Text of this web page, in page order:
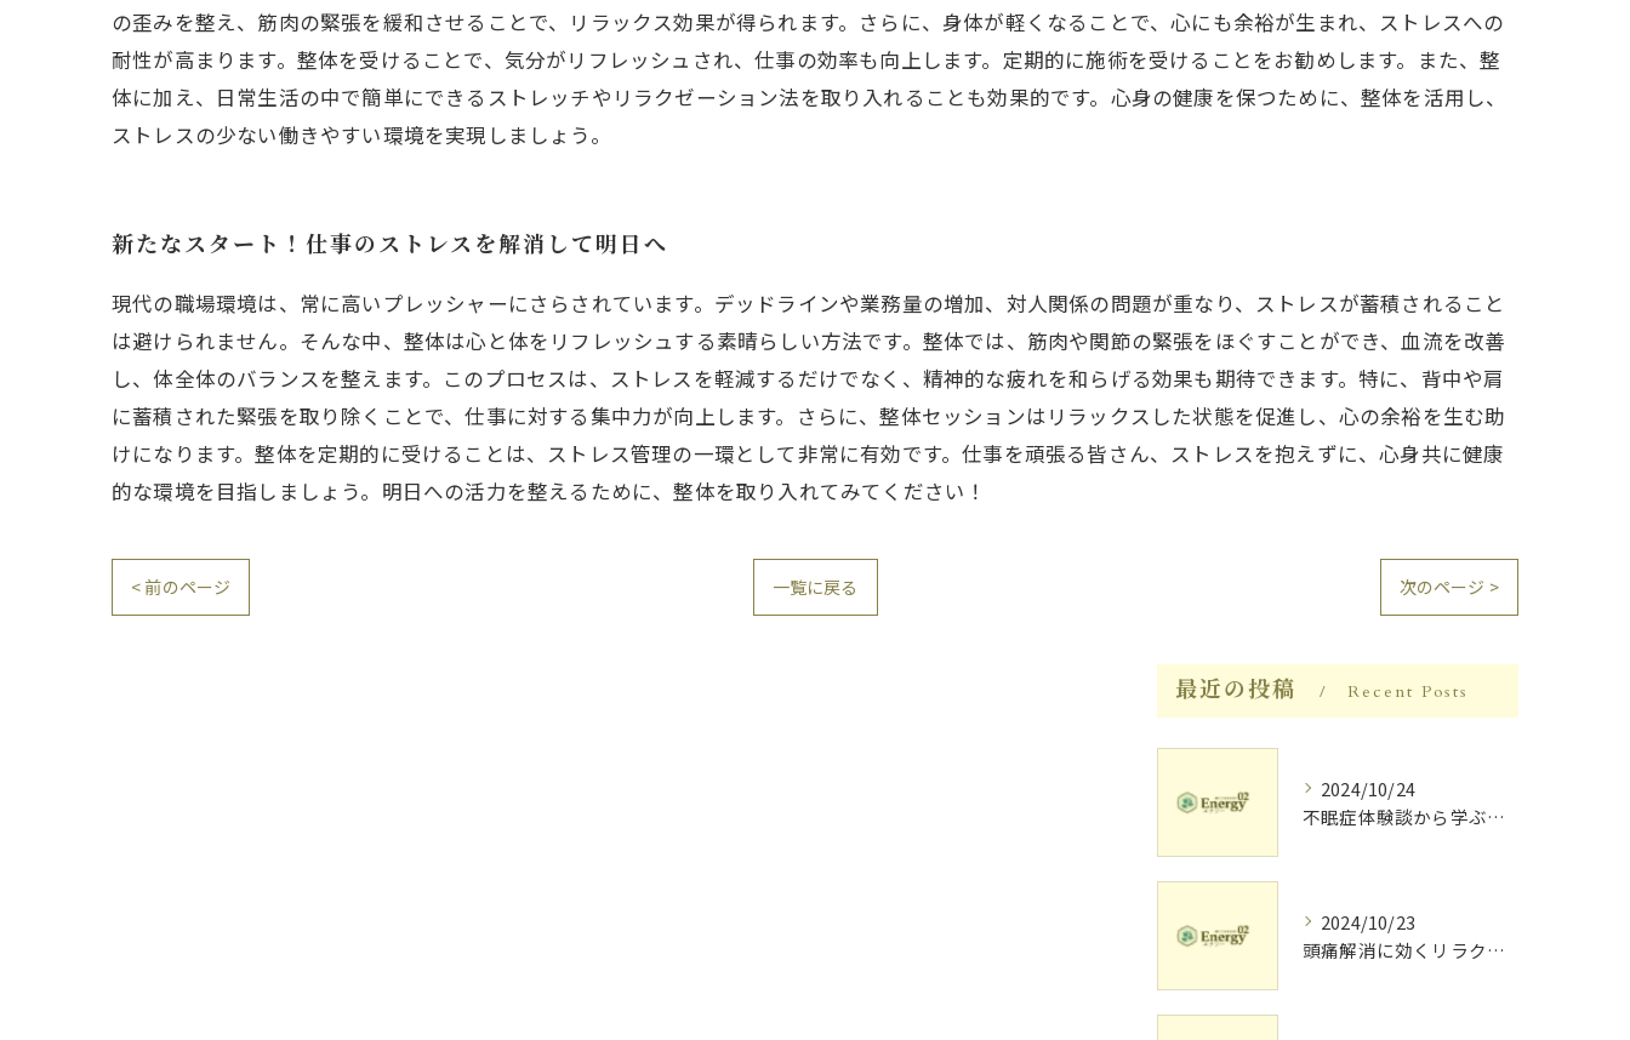
の歪みを整え、筋肉の緊張を緩和させることで、リラックス効果が得られます。さらに、身体が軽くなることで、心にも余裕が生まれ、ストレスへの
耐性が高まります。整体を受けることで、気分がリフレッシュされ、仕事の効率も向上します。定期的に施術を受けることをお勧めします。また、整
体に加え、日常生活の中で簡単にできるストレッチやリラクゼーション法を取り入れることも効果的です。心身の健康を保つために、整体を活用し、
ストレスの少ない働きやすい環境を実現しましょう。
新たなスタート！仕事のストレスを解消して明日へ
現代の職場環境は、常に高いプレッシャーにさらされています。デッドラインや業務量の増加、対人関係の問題が重なり、ストレスが蓄積されること
は避けられません。そんな中、整体は心と体をリフレッシュする素晴らしい方法です。整体では、筋肉や関節の緊張をほぐすことができ、血流を改善
し、体全体のバランスを整えます。このプロセスは、ストレスを軽減するだけでなく、精神的な疲れを和らげる効果も期待できます。特に、背中や肩
に蓄積された緊張を取り除くことで、仕事に対する集中力が向上します。さらに、整体セッションはリラックスした状態を促進し、心の余裕を生む助
けになります。整体を定期的に受けることは、ストレス管理の一環として非常に有効です。仕事を頑張る皆さん、ストレスを抱えずに、心身共に健康
的な環境を目指しましょう。明日への活力を整えるために、整体を取り入れてみてください！
< 前のページ 一覧に戻る 次のページ >
最近の投稿 Recent Posts
2024/10/24
不眠症体験談から学ぶ睡眠質向上法
2024/10/23
頭痛解消に効くリラク体験談